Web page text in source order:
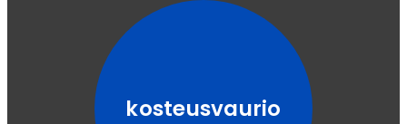
kosteusvaurio